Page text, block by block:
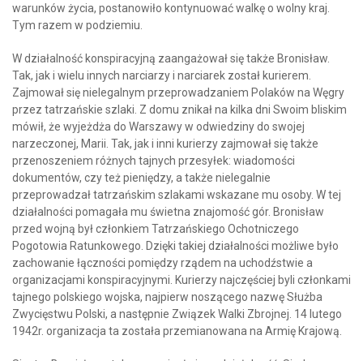
warunków życia, postanowiło kontynuować walkę o wolny kraj.
Tym razem w podziemiu.
W działalność konspiracyjną zaangażował się także Bronisław.
Tak, jak i wielu innych narciarzy i narciarek został kurierem.
Zajmował się nielegalnym przeprowadzaniem Polaków na Węgry
przez tatrzańskie szlaki. Z domu znikał na kilka dni Swoim bliskim
mówił, że wyjeżdża do Warszawy w odwiedziny do swojej
narzeczonej, Marii. Tak, jak i inni kurierzy zajmował się także
przenoszeniem różnych tajnych przesyłek: wiadomości
dokumentów, czy też pieniędzy, a także nielegalnie
przeprowadzał tatrzańskim szlakami wskazane mu osoby. W tej
działalności pomagała mu świetna znajomość gór. Bronisław
przed wojną był członkiem Tatrzańskiego Ochotniczego
Pogotowia Ratunkowego. Dzięki takiej działalności możliwe było
zachowanie łączności pomiędzy rządem na uchodźstwie a
organizacjami konspiracyjnymi. Kurierzy najczęściej byli członkami
tajnego polskiego wojska, najpierw noszącego nazwę Służba
Zwycięstwu Polski, a następnie Związek Walki Zbrojnej. 14 lutego
1942r. organizacja ta została przemianowana na Armię Krajową.